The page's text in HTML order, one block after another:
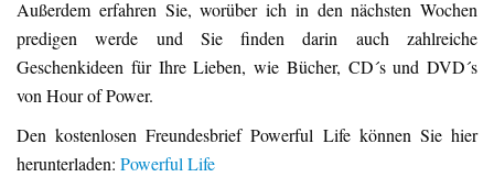
Außerdem erfahren Sie, worüber ich in den nächsten Wochen
predigen werde und Sie finden darin auch zahlreiche
Geschenkideen für Ihre Lieben, wie Bücher, CD´s und DVD´s
von Hour of Power.
Den kostenlosen Freundesbrief Powerful Life können Sie hier
herunterladen: Powerful Life